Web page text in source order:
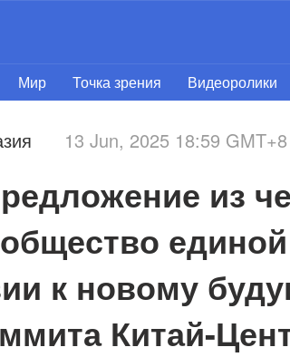
Мир Точка зрения Видеоролики
13 Jun, 2025 18:59 GMT+8
из
к новому
Китай-